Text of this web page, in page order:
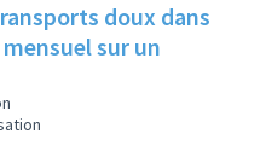
doux dans
sur un